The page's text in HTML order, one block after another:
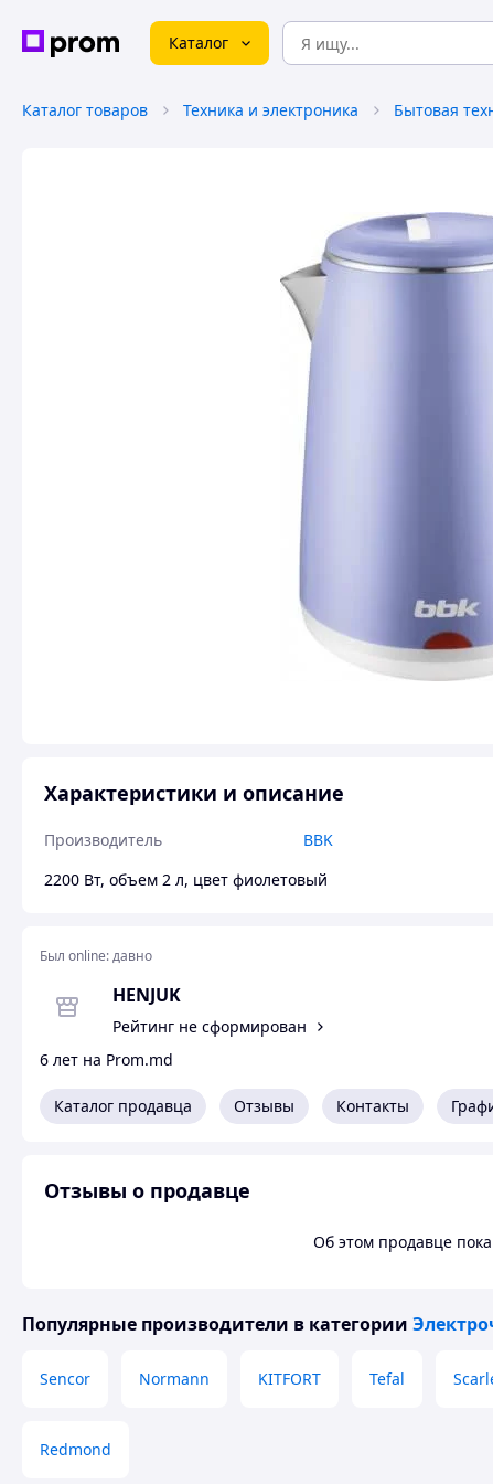
Каталог
Каталог товаров Техника и электроника Бытовая
Характеристики и описание
Производитель
BBK
2200 Вт, объем 2 л, цвет фиолетовый
Был online:давно
HENJUK
Рейтинг не сформирован
6 лет на Prom.md
Каталог продавца Отзывы Контакты
Отзывы о продавце
Об этом продавце
Популярные производители в категории
Sencor Normann KITFORT Tefal
Redmond